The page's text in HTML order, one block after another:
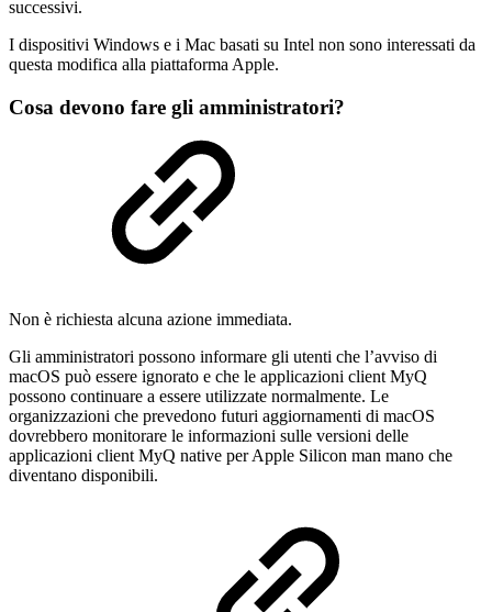
successivi.
I dispositivi Windows e i Mac basati su Intel non sono interessati da
questa modifica alla piattaforma Apple.
Cosa devono fare gli amministratori?
Non è richiesta alcuna azione immediata.
Gli amministratori possono informare gli utenti che l’avviso di
macOS può essere ignorato e che le applicazioni client MyQ
possono continuare a essere utilizzate normalmente. Le
organizzazioni che prevedono futuri aggiornamenti di macOS
dovrebbero monitorare le informazioni sulle versioni delle
applicazioni client MyQ native per Apple Silicon man mano che
diventano disponibili.